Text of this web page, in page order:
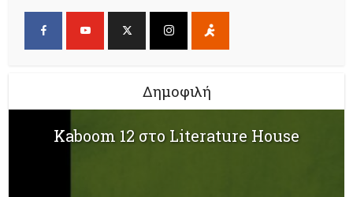
Δημοφιλή
Kaboom 12 στο Literature House